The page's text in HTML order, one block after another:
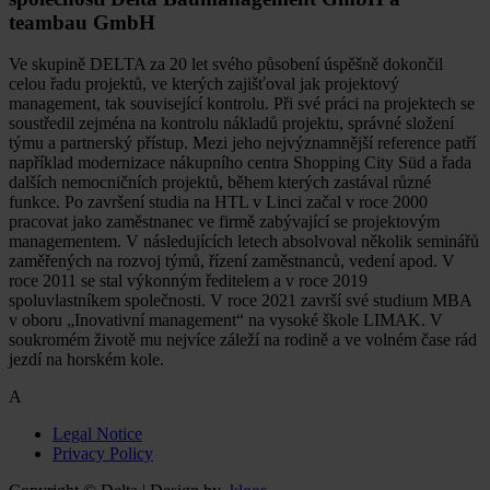
teambau GmbH
Ve skupině DELTA za 20 let svého působení úspěšně dokončil
celou řadu projektů, ve kterých zajišťoval jak projektový
management, tak související kontrolu. Při své práci na projektech se
soustředil zejména na kontrolu nákladů projektu, správné složení
týmu a partnerský přístup. Mezi jeho nejvýznamnější reference patří
například modernizace nákupního centra Shopping City Süd a řada
dalších nemocničních projektů, během kterých zastával různé
funkce. Po završení studia na HTL v Linci začal v roce 2000
pracovat jako zaměstnanec ve firmě zabývající se projektovým
managementem. V následujících letech absolvoval několik seminářů
zaměřených na rozvoj týmů, řízení zaměstnanců, vedení apod. V
roce 2011 se stal výkonným ředitelem a v roce 2019
spoluvlastníkem společnosti. V roce 2021 završí své studium MBA
v oboru „Inovativní management“ na vysoké škole LIMAK. V
soukromém životě mu nejvíce záleží na rodině a ve volném čase rád
jezdí na horském kole.
A
Legal Notice
Privacy Policy